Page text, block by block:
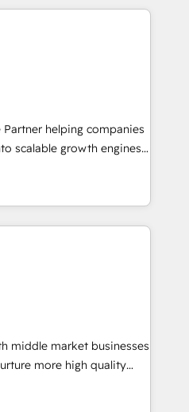
Sales, Marketing &
good at RevOps,
your marketing, sales &
designing and building
growth through Account-
and many other tactics.
you in which to deploy
effectively guide as
as possible to be
helping companies
scalable growth engines.
and change
results. As part of
we unite more than
Europe – ready to
the full value of your
not just implement a
with a partner who
and technology
middle market businesses
more high quality
marketing cloud,
to drive sales